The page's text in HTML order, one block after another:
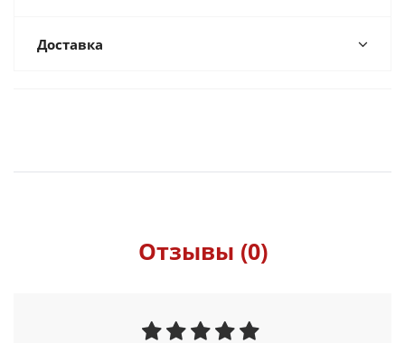
Доставка
Отзывы (0)